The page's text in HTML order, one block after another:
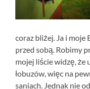
coraz bliżej. Ja i moje
przed sobą. Robimy
mojej liście widzę, że
łobuzów, więc na
saniach. Jednak nie